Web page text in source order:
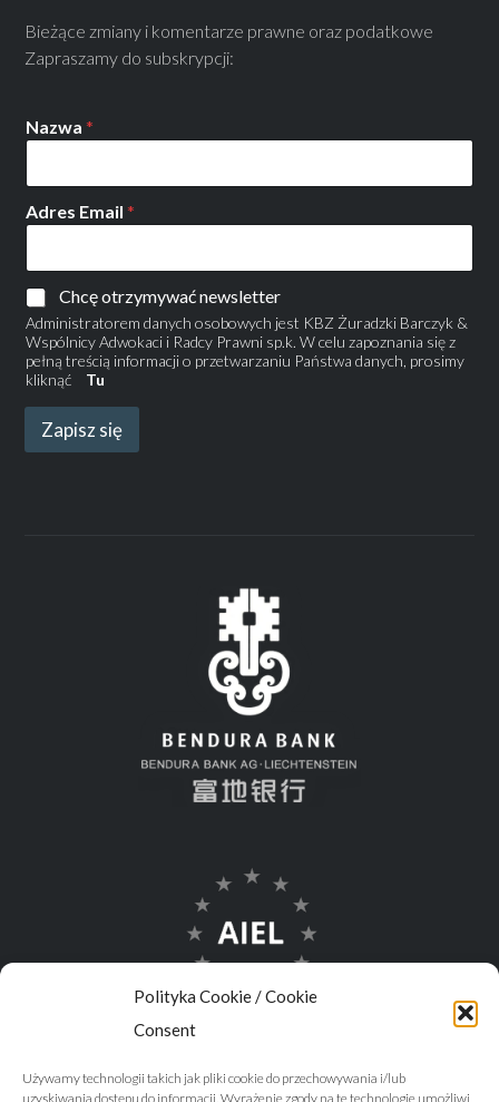
Polityka Cookie / Cookie
Consent
Używamy technologii takich jak pliki cookie do przechowywania i/lub
uzyskiwania dostępu do informacji. Wyrażenie zgody na te technologie umożliwi
Bieżące zmiany i komentarze prawne oraz podatkowe
Zapraszamy do subskrypcji:
Nazwa*
Adres Email*
Chcę otrzymywać newsletter
Administratorem danych osobowych jest KBZ Żuradzki Barczyk &
Wspólnicy Adwokaci i Radcy Prawni sp.k. W celu zapoznania się z
pełną treścią informacji o przetwarzaniu Państwa danych, prosimy
kliknąć
Tu
Zapisz się